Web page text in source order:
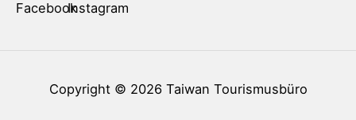
Copyright © 2026 Taiwan Tourismusbüro